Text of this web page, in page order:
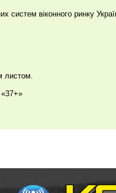
систем віконного ринку
листом.